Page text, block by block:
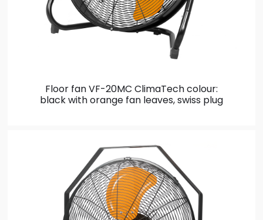
Floor fan VF-20MC ClimaTechcolour:
black with orange fan leaves, swiss plug